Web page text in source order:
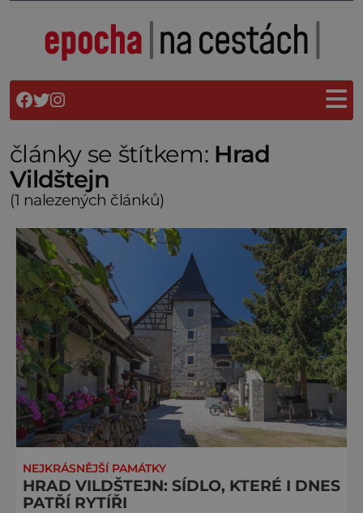
články se štítkem: Hrad
Vildštejn
(1 nalezených článků)
NEJKRÁSNĚJŠÍ PAMÁTKY
HRAD VILDŠTEJN: SÍDLO, KTERÉ I DNES
PATŘÍ RYTÍŘI